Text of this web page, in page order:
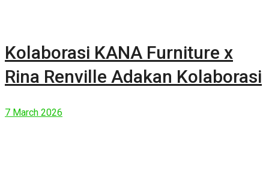
Kolaborasi KANA Furniture x
Rina Renville Adakan Kolaborasi
7 March 2026